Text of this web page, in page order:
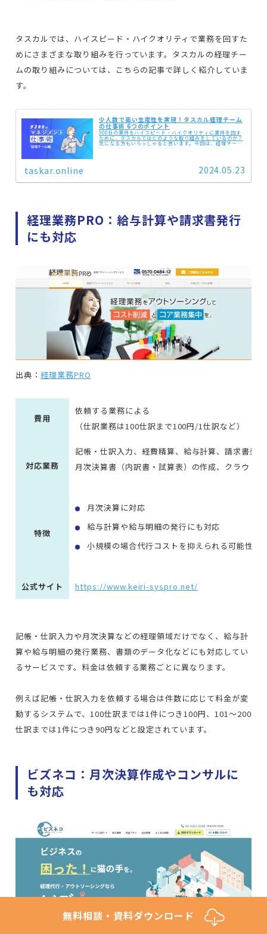
タスカルでは、ハイスピード・ハイクオリティで業務を回すた
めにさまざまな取り組みを行っています。タスカルの経理チー
ムの取り組みについては、こちらの記事で詳しく紹介していま
す。
少人数で高い生産性を実現！タスカル経理チーム
の仕事術 6つのポイント
500社の案件をハイスピード・ハイクオリティに案件を回す
ために、タスカルではどのような取り組みをしているのか？
気になる方もいらっしゃると思います。今回は、経理チーム
taskar.online 2024.05.23
経理業務PRO：給与計算や請求書発行
にも対応
出典： 経理業務PRO
費用
依頼する業務による
（仕訳業務は100仕訳まで100円/1仕訳など）
対応業務
記帳・仕訳入力、経費精算、給与計算、請求書発
月次決算書（内訳書・試算表）の作成、クラウド
特徴
月次決算に対応
給与計算や給与明細の発行にも対応
小規模の場合代行コストを抑えられる可能性が
公式サイト https://www.keiri-syspro.net/
記帳・仕訳入力や月次決算などの経理領域だけでなく、給与計
算や給与明細の発行業務、書類のデータ化などにも対応してい
るサービスです。料金は依頼する業務ごとに異なります。
例えば記帳・仕訳入力を依頼する場合は件数に応じて料金が変
動するシステムで、100仕訳までは1件につき100円、101～200
仕訳までは1件につき90円などと設定されています。
ビズネコ：月次決算作成やコンサルに
も対応
無料相談・資料ダウンロード